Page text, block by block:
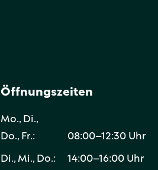
Öffnungszeiten
Mo., Di.,
Do., Fr.:
08:00–12:30 Uhr
Di., Mi., Do.: 14:00–16:00 Uhr